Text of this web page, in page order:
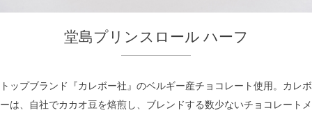
堂島プリンスロール ハーフ
トップブランド『カレボー社』のベルギー産チョコレート使用。カレボ
ーは、自社でカカオ豆を焙煎し、ブレンドする数少ないチョコレートメ